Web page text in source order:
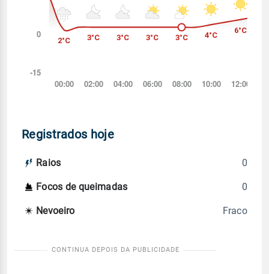
Registrados hoje
Raios 0
Focos de queimadas 0
Nevoeiro Fraco